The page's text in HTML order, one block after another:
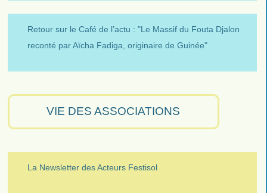
Retour sur le Café de l’actu : "Le Massif du Fouta Djalon
reconté par Aïcha Fadiga, originaire de Guinée"
VIE DES ASSOCIATIONS
La Newsletter des Acteurs Festisol